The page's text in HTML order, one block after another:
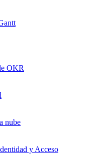
OKR
nube
y Acceso